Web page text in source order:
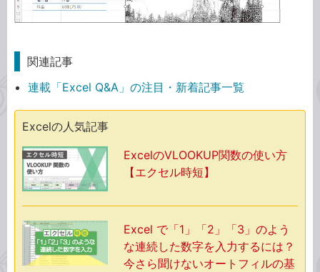
関連記事
連載「Excel Q&A」の注目・新着記事一覧
Excelの人気記事
ExcelのVLOOKUP関数の使い方
【エクセル時短】
Excel で「1」「2」「3」のよう
な連続した数字を入力するには？
今さら聞けないオートフィルの基